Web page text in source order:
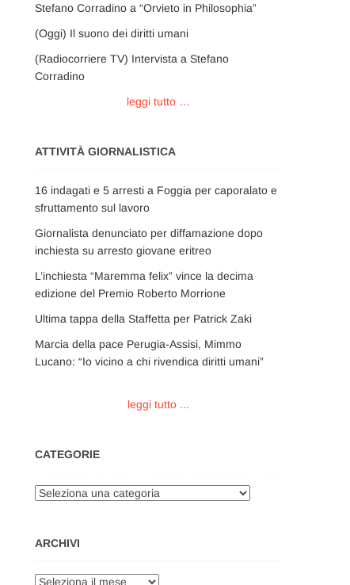
Stefano Corradino a “Orvieto in Philosophia”
(Oggi) Il suono dei diritti umani
(Radiocorriere TV) Intervista a Stefano
Corradino
leggi tutto …
ATTIVITÀ GIORNALISTICA
16 indagati e 5 arresti a Foggia per caporalato e
sfruttamento sul lavoro
Giornalista denunciato per diffamazione dopo
inchiesta su arresto giovane eritreo
L’inchiesta “Maremma felix” vince la decima
edizione del Premio Roberto Morrione
Ultima tappa della Staffetta per Patrick Zaki
Marcia della pace Perugia-Assisi, Mimmo
Lucano: “Io vicino a chi rivendica diritti umani”
leggi tutto ...
CATEGORIE
Categorie
ARCHIVI
Archivi